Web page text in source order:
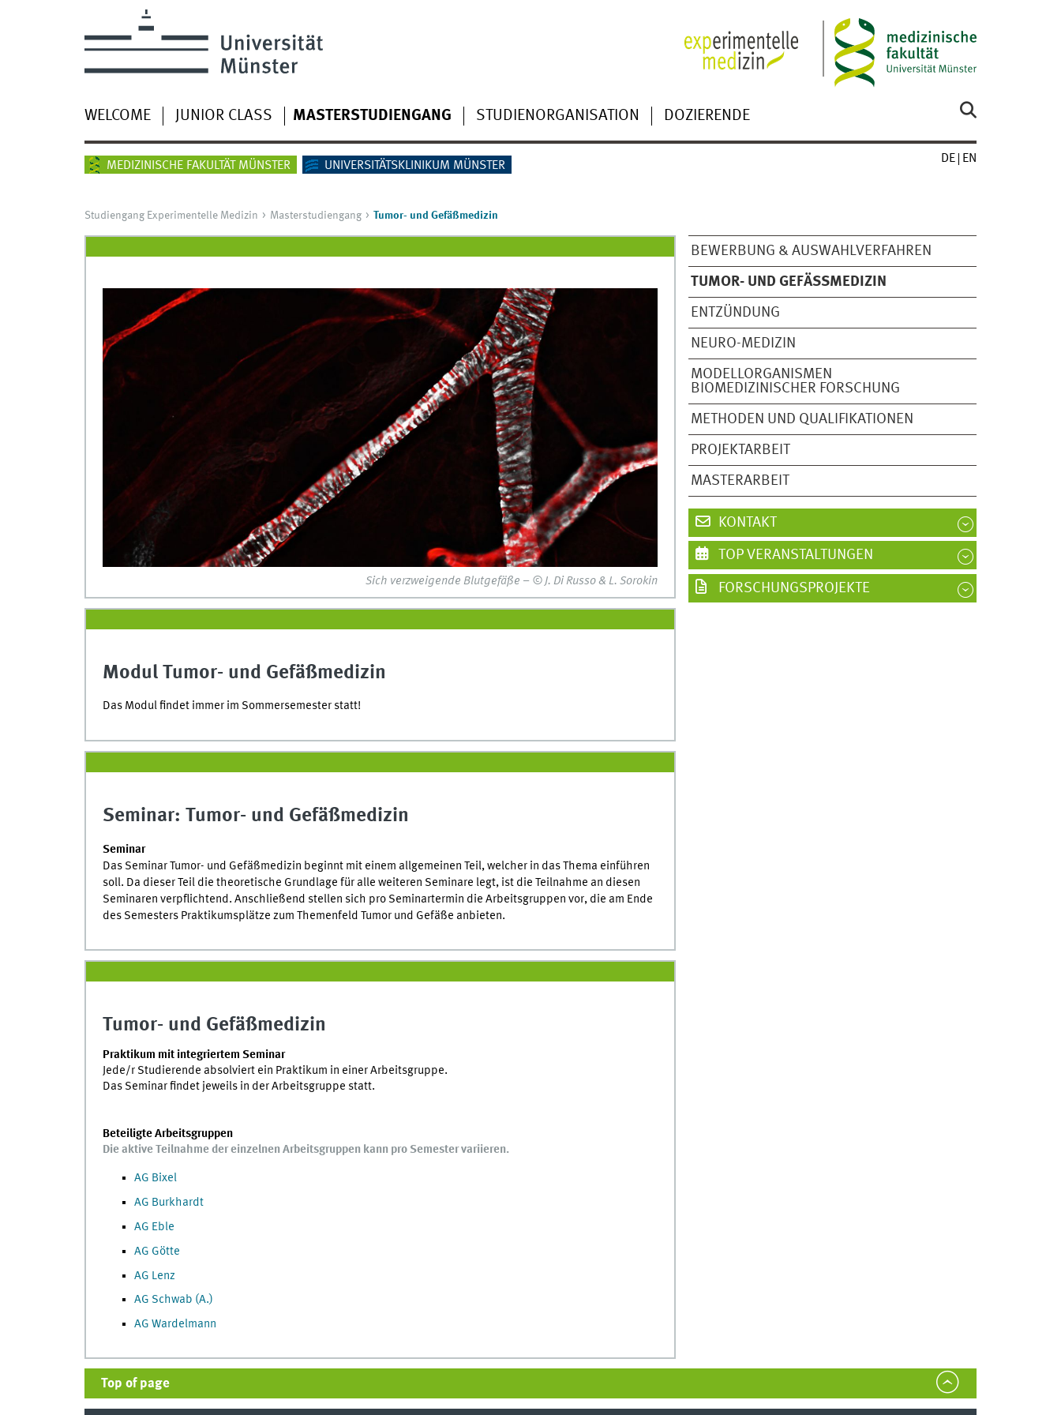
WELCOME JUNIOR CLASS MASTERSTUDIENGANG STUDIENORGANISATION DOZIERENDE
MEDIZINISCHE FAKULTÄT MÜNSTER UNIVERSITÄTSKLINIKUM MÜNSTER
DE EN
Studiengang Experimentelle Medizin Masterstudiengang Tumor- und Gefäßmedizin
BEWERBUNG & AUSWAHLVERFAHREN
TUMOR- UND GEFÄSSMEDIZIN
ENTZÜNDUNG
NEURO-MEDIZIN
MODELLORGANISMEN
BIOMEDIZINISCHER FORSCHUNG
METHODEN UND QUALIFIKATIONEN
PROJEKTARBEIT
MASTERARBEIT
Sich verzweigende Blutgefäße – © J. Di Russo & L. Sorokin
Modul Tumor- und Gefäßmedizin
Das Modul findet immer im Sommersemester statt!
Seminar: Tumor- und Gefäßmedizin
Seminar
Das Seminar Tumor- und Gefäßmedizin beginnt mit einem allgemeinen Teil, welcher in das Thema einführen
soll. Da dieser Teil die theoretische Grundlage für alle weiteren Seminare legt, ist die Teilnahme an diesen
Seminaren verpflichtend. Anschließend stellen sich pro Seminartermin die Arbeitsgruppen vor, die am Ende
des Semesters Praktikumsplätze zum Themenfeld Tumor und Gefäße anbieten.
Tumor- und Gefäßmedizin
Praktikum mit integriertem Seminar
Jede/r Studierende absolviert ein Praktikum in einer Arbeitsgruppe.
Das Seminar findet jeweils in der Arbeitsgruppe statt.
Beteiligte Arbeitsgruppen
Die aktive Teilnahme der einzelnen Arbeitsgruppen kann pro Semester variieren.
AG Bixel
AG Burkhardt
AG Eble
AG Götte
AG Lenz
AG Schwab (A.)
AG Wardelmann
KONTAKT
TOP VERANSTALTUNGEN
FORSCHUNGSPROJEKTE
Top of page